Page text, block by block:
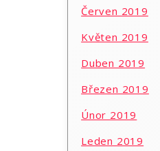
Červen 2019
Květen 2019
Duben 2019
Březen 2019
Únor 2019
Leden 2019